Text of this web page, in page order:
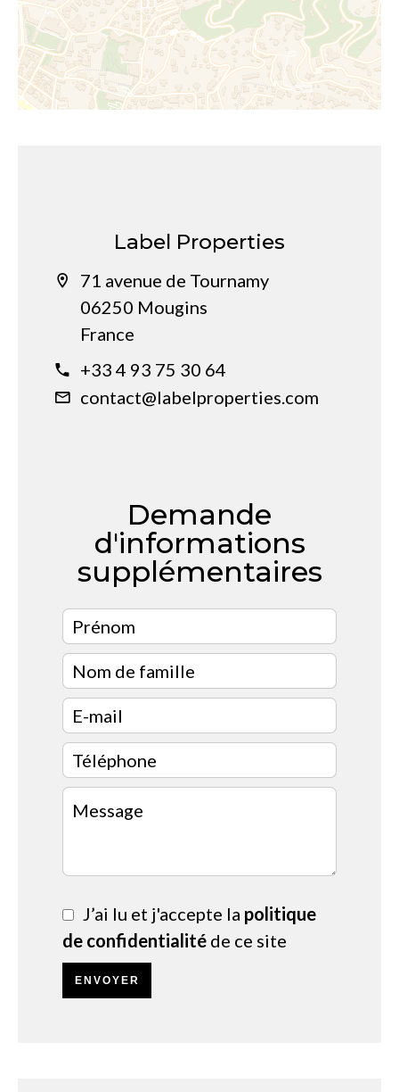
Label Properties
71 avenue de Tournamy
06250 Mougins
France
+33 4 93 75 30 64
contact@labelproperties.com
Demande
d'informations
supplémentaires
J’ai lu et j'accepte la politique
de confidentialité de ce site
ENVOYER